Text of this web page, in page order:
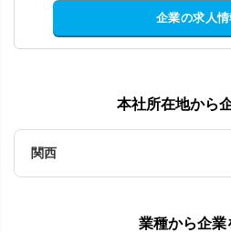
企業の求人
本社所在地から
関西
業種から企業